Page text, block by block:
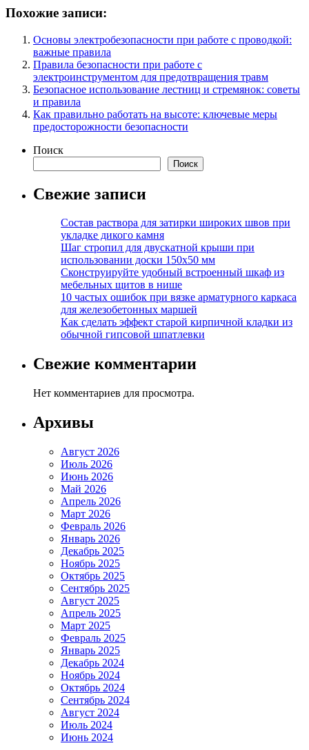
Похожие записи:
Основы электробезопасности при работе с проводкой:
важные правила
Правила безопасности при работе с
электроинструментом для предотвращения травм
Безопасное использование лестниц и стремянок: советы
и правила
Как правильно работать на высоте: ключевые меры
предосторожности безопасности
Поиск
Поиск
Свежие записи
Состав раствора для затирки широких швов при
укладке дикого камня
Шаг стропил для двускатной крыши при
использовании доски 150х50 мм
Сконструируйте удобный встроенный шкаф из
мебельных щитов в нише
10 частых ошибок при вязке арматурного каркаса
для железобетонных маршей
Как сделать эффект старой кирпичной кладки из
обычной гипсовой шпатлевки
Свежие комментарии
Нет комментариев для просмотра.
Архивы
Август 2026
Июль 2026
Июнь 2026
Май 2026
Апрель 2026
Март 2026
Февраль 2026
Январь 2026
Декабрь 2025
Ноябрь 2025
Октябрь 2025
Сентябрь 2025
Август 2025
Апрель 2025
Март 2025
Февраль 2025
Январь 2025
Декабрь 2024
Ноябрь 2024
Октябрь 2024
Сентябрь 2024
Август 2024
Июль 2024
Июнь 2024